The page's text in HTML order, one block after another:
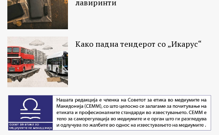
лавиринти
Како падна тендерот со „Икарус“